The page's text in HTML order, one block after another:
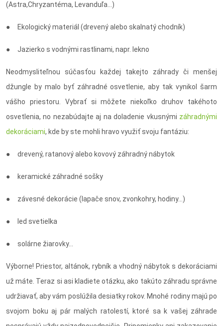
(Astra,Chryzantéma, Levanduľa…)
● Ekologický materiál (drevený alebo skalnatý chodník)
● Jazierko s vodnými rastlinami, napr. lekno
Neodmysliteľnou súčasťou každej takejto záhrady či menšej
džungle by malo byť záhradné osvetlenie, aby tak vynikol šarm
vášho priestoru. Vybrať si môžete niekoľko druhov takéhoto
osvetlenia, no nezabúdajte aj na doladenie vkusnými záhradnými
dekoráciami, kde by ste mohli hravo využiť svoju fantáziu:
● drevený, ratanový alebo kovový záhradný nábytok
● keramické záhradné sošky
● závesné dekorácie (lapače snov, zvonkohry, hodiny…)
● led svetielka
● solárne žiarovky…
Výborne! Priestor, altánok, rybník a vhodný nábytok s dekoráciami
už máte. Teraz si asi kladiete otázku, ako takúto záhradu správne
udržiavať, aby vám poslúžila desiatky rokov. Mnohé rodiny majú po
svojom boku aj pár malých ratolestí, ktoré sa k vašej záhrade